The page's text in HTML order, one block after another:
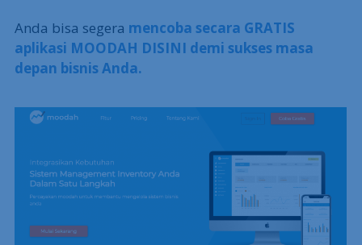
Anda bisa segera mencoba secara GRATIS
aplikasi MOODAH DISINI demi sukses masa
depan bisnis Anda.